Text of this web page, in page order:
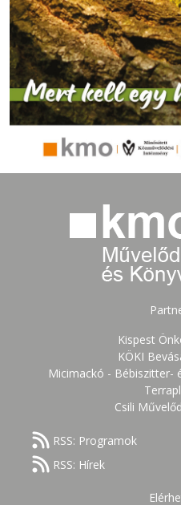
Kispest
KÖKI
Micimackó - Bébiszitter-
Csili
RSS: Programok
RSS: Hírek